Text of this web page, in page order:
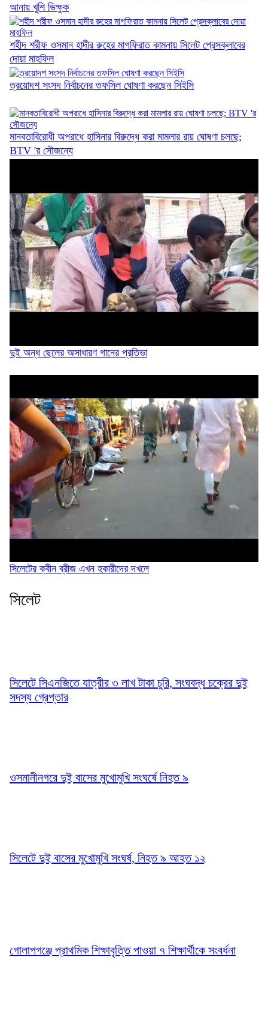
কিংসের কাঁধে ১২ নিষেধাজ্ঞার বোঝা
দাবি আদায় না হওয়া পর্যন্ত আন্দোলন চলবে:...
২৫ কোটি টাকার ৫ সেতুর কাজ অনিশ্চিত
দিরাইয়ে ৪০০ পিস ইয়াবাসহ কুখ্যাত মাদক কারবারি...
জৈন্তাপুরে জলাবদ্ধতায় পানিবন্দী ১০০ পরিবার,...
আনায় খুশি ভিক্ষুক
শহীদ শরীফ ওসমান হাদীর রুহের মাগফিরাত কামনায় সিলেট প্রেসক্লাবের
দোয়া মাহফিল
ত্রয়োদশ সংসদ নির্বাচনের তফসিল ঘোষণা করছেন সিইসি
মানবতাবিরোধী অপরাধে হাসিনার বিরুদ্ধে করা মামলার রায় ঘোষণা চলছে;
BTV 'র সৌজন্যে
দুই অন্ধ ছেলের অসাধারণ গানের প্রতিভা
সিলেটের ক্বীন ব্রীজ এখন হকারীদের দখলে
সিলেট
সিলেটে সিএনজিতে যাত্রীর ৩ লাখ টাকা চুরি, সংঘবদ্ধ চক্রের দুই
সদস্য গ্রেপ্তার
ওসমানীনগরে দুই বাসের মুখোমুখি সংঘর্ষে নিহত ৯
সিলেটে দুই বাসের মুখোমুখি সংঘর্ষ, নিহত ৯ আহত ১২
গোলাপগঞ্জে প্রাথমিক শিক্ষাবৃত্তি পাওয়া ৭ শিক্ষার্থীকে সংবর্ধনা